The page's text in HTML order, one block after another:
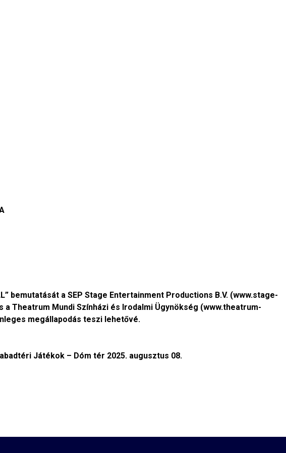
bemutatását a SEP Stage Entertainment Productions B.V. (www.stage-
Theatrum Mundi Színházi és Irodalmi Ügynökség (www.theatrum-
megállapodás teszi lehetővé.
Játékok – Dóm tér 2025. augusztus 08.